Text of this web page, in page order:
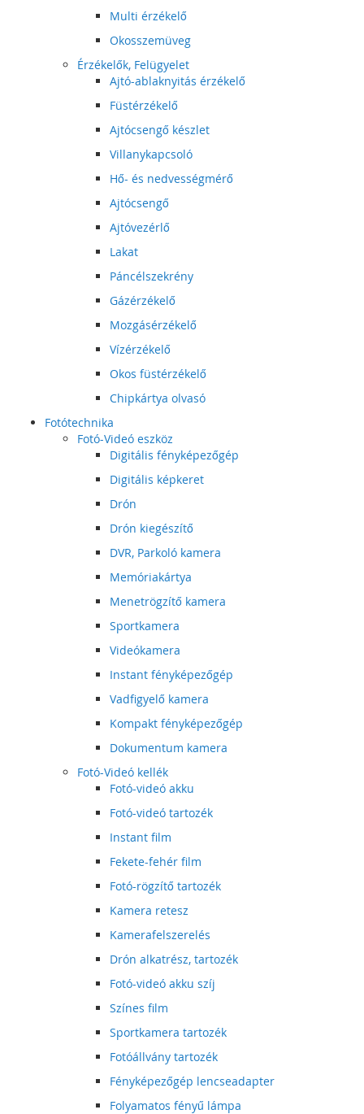
Multi érzékelő
Okosszemüveg
Érzékelők, Felügyelet
Ajtó-ablaknyitás érzékelő
Füstérzékelő
Ajtócsengő készlet
Villanykapcsoló
Hő- és nedvességmérő
Ajtócsengő
Ajtóvezérlő
Lakat
Páncélszekrény
Gázérzékelő
Mozgásérzékelő
Vízérzékelő
Okos füstérzékelő
Chipkártya olvasó
Fotótechnika
Fotó-Videó eszköz
Digitális fényképezőgép
Digitális képkeret
Drón
Drón kiegészítő
DVR, Parkoló kamera
Memóriakártya
Menetrögzítő kamera
Sportkamera
Videókamera
Instant fényképezőgép
Vadfigyelő kamera
Kompakt fényképezőgép
Dokumentum kamera
Fotó-Videó kellék
Fotó-videó akku
Fotó-videó tartozék
Instant film
Fekete-fehér film
Fotó-rögzítő tartozék
Kamera retesz
Kamerafelszerelés
Drón alkatrész, tartozék
Fotó-videó akku szíj
Színes film
Sportkamera tartozék
Fotóállvány tartozék
Fényképezőgép lencseadapter
Folyamatos fényű lámpa